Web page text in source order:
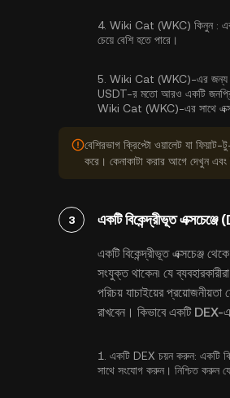
4. Wiki Cat (WKC) কিনুন :
চেয়ে বেশি হতে পারে।
5. Wiki Cat (WKC)-এর জন্য
USDT-র মতো আরও একটি জনপ্রিয়
Wiki Cat (WKC)-এর সাথে
বেশিরভাগ ক্রিপ্টো ওয়ালেট যা ফিয়াট-
করে। কেনাকাটা করার আগে দেখুন এবং
3 একটি বিকেন্দ্রীভূত
একটি বিকেন্দ্রীভূত এক্সচেঞ্জ
সংযুক্ত থাকেন৷ যে
পরিচয় যাচাইয়ের
রাখবেন। কিভাবে একটি
1. একটি DEX চয়ন করুন: একটি
সাথে সংযোগ করুন। নিশ্চিত করুন যে